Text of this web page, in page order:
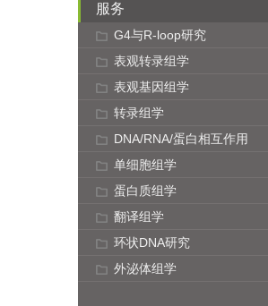
服务
G4与R-loop研究
表观转录组学
表观基因组学
转录组学
DNA/RNA/蛋白相互作用
单细胞组学
蛋白质组学
翻译组学
环状DNA研究
外泌体组学